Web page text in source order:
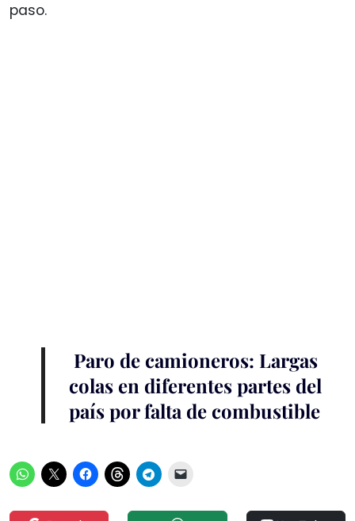
paso.
Paro de camioneros: Largas
colas en diferentes partes del
país por falta de combustible